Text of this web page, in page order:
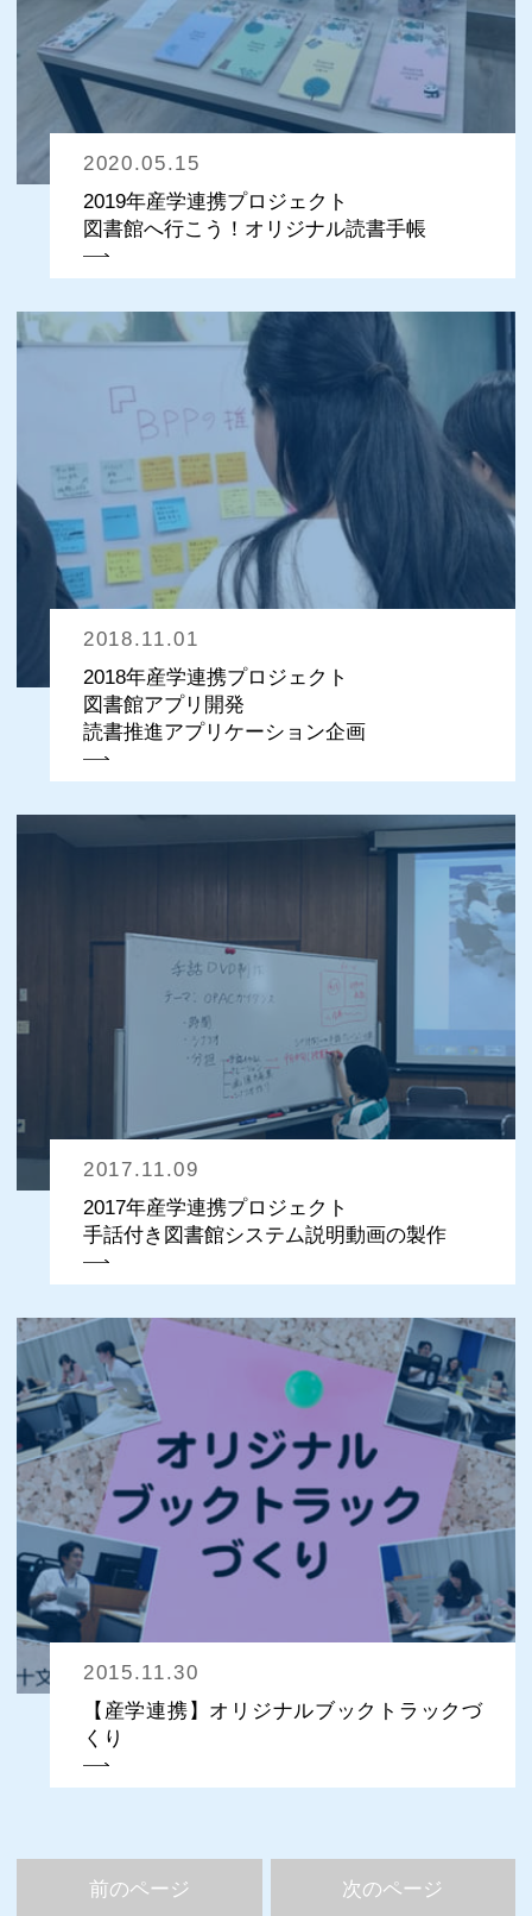
2020.05.15
2019年産学連携プロジェクト
図書館へ行こう！オリジナル読書手帳
2018.11.01
2018年産学連携プロジェクト
図書館アプリ開発
読書推進アプリケーション企画
2017.11.09
2017年産学連携プロジェクト
手話付き図書館システム説明動画の製作
2015.11.30
【産学連携】オリジナルブックトラックづ
くり
前のページ 次のページ